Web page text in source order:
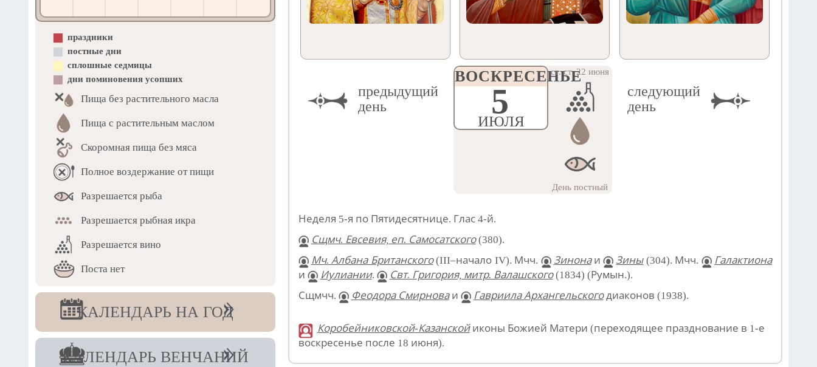
праздники
постные дни
сплошные седмицы
дни поминовения усопших
Пища без растительного масла
Пища с растительным маслом
Скоромная пища без мяса
Полное воздержание от пищи
Разрешается рыба
Разрешается рыбная икра
Разрешается вино
Поста нет
КАЛЕНДАРЬ НА ГОД
КАЛЕНДАРЬ ВЕНЧАНИЙ
предыдущий
день
ВОСКРЕСЕНЬЕ
5
ИЮЛЯ
ст. ст. 22 июня
День постный
следующий
день
Неделя 5-я по Пятидесятнице. Глас 4-й.
Сщмч. Евсевия, еп. Самосатского(380).
Мч. Албана Британского(III–начало IV). Мчч. Зинонаи Зины(304). Мчч.
Галактиона
и
Иулиании. Свт. Григория, митр. Валашского(1834) (Румын.).
Сщмчч.
Феодора Смирноваи Гавриила Архангельскогодиаконов (1938).
Коробейниковской-Казанскойиконы Божией Матери (переходящее празднование в 1-е
воскресенье после 18 июня).